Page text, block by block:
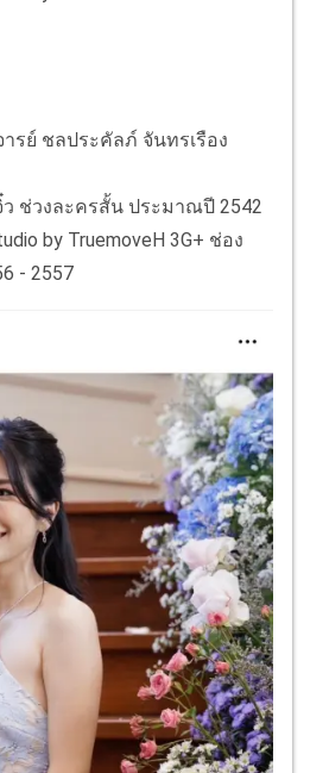
รย์ ชลประคัลภ์ จันทรเรือง
ว ช่วงละครสั้น ประมาณปี 2542
by TruemoveH 3G+ ช่อง
- 2557